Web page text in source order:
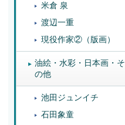
米倉 泉
渡辺一重
現役作家②（版画）
油絵・水彩・日本画・そ
の他
池田ジュンイチ
石田象童